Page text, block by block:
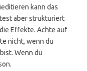
kann das
aber strukturiert
Effekte. Achte auf
nicht, wenn du
Wenn du